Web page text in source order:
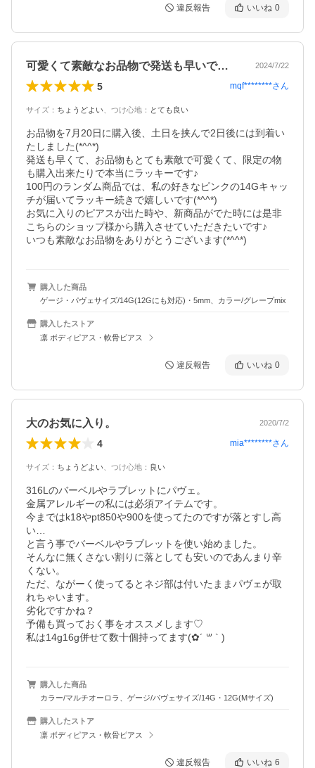
違反報告 いいね 0
可愛くて素敵なお品物で発送も早いです！ 2024/7/22
5 mqf********さん
サイズ ： ちょうどよい つけ心地 ： とても良い
お品物を7月20日に購入後、土日を挟んで2日後には到着い
たしました(*^^*)
発送も早くて、お品物もとても素敵で可愛くて、限定の物
も購入出来たりで本当にラッキーです♪
100円のランダム商品では、私の好きなピンクの14Gキャッ
チが届いてラッキー続きで嬉しいです(*^^*)
お気に入りのピアスが出た時や、新商品がでた時には是非
こちらのショップ様から購入させていただきたいです♪
いつも素敵なお品物をありがとうございます(*^^*)
購入した商品
ゲージ・パヴェサイズ/14G(12Gにも対応)・5mm、カラー/グレープmix
購入したストア
凛 ボディピアス・軟骨ピアス
違反報告 いいね 0
大のお気に入り。 2020/7/2
4 mia********さん
サイズ ： ちょうどよい つけ心地 ： 良い
316Lのバーベルやラブレットにパヴェ。
金属アレルギーの私には必須アイテムです。
今まではk18やpt850や900を使ってたのですが落とすし高
い…
と言う事でバーベルやラブレットを使い始めました。
そんなに無くさない割りに落としても安いのであんまり辛
くない。
ただ、ながーく使ってるとネジ部は付いたままパヴェが取
れちゃいます。
劣化ですかね？
予備も買っておく事をオススメします♡
私は14g16g併せて数十個持ってます(✿´ ꒳ ` )
購入した商品
カラー/マルチオーロラ、ゲージ/パヴェサイズ/14G・12G(Mサイズ)
購入したストア
凛 ボディピアス・軟骨ピアス
違反報告 いいね 6